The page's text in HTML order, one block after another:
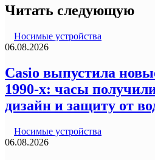
Читать следующую
Носимые устройства
06.08.2026
Casio выпустила
1990-х: часы
дизайн и защиту от
Носимые устройства
06.08.2026